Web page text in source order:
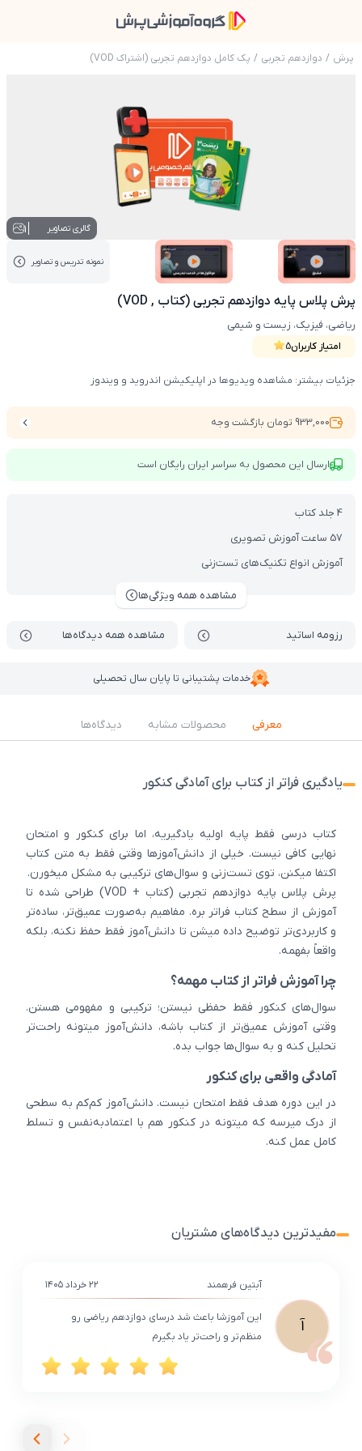
پرش / دوازدهم تجربی / پک کامل دوازدهم تجربی (اشتراک VOD)
گالری تصاویر 1
عکس کاور نمونه تدریس عکس کاور نمونه تدریس
نمونه تدریس‌ و تصاویر
پرش پلاس پایه دوازدهم تجربی (کتاب , VOD)
امتیاز کاربران5
ریاضی، فیزیک، زیست و شیمی
4 جلد کتاب
57 ساعت آموزش تصویری
آموزش انواع تکنیک‌های تست‌زنی
مشاهده همه ویژگی‌ها
رزومه اساتید مشاهده همه دیدگاه‌ها
خدمات پشتیبانی تا پایان سال تحصیلی
جزئیات بیشتر: مشاهده ویدیوها در اپلیکیشن اندروید و ویندوز
933,000 تومان بازگشت وجه
ارسال این محصول به سراسر ایران رایگان است
معرفی محصولات مشابه دیدگاه‌ها
یادگیری فراتر از کتاب برای آمادگی کنکور
کتاب درسی فقط پایه اولیه یادگیریه، اما برای کنکور و امتحان
نهایی کافی نیست. خیلی از دانش‌آموزها وقتی فقط به متن کتاب
اکتفا میکنن، توی تست‌زنی و سوال‌های ترکیبی به مشکل میخورن.
پرش پلاس پایه دوازدهم تجربی (کتاب + VOD) طراحی شده تا
آموزش از سطح کتاب فراتر بره. مفاهیم به‌صورت عمیق‌تر، ساده‌تر
و کاربردی‌تر توضیح داده میشن تا دانش‌آموز فقط حفظ نکنه، بلکه
واقعاً بفهمه.
چرا آموزش فراتر از کتاب مهمه؟
سوال‌های کنکور فقط حفظی نیستن؛ ترکیبی و مفهومی هستن.
وقتی آموزش عمیق‌تر از کتاب باشه، دانش‌آموز میتونه راحت‌تر
تحلیل کنه و به سوال‌ها جواب بده.
آمادگی واقعی برای کنکور
در این دوره هدف فقط امتحان نیست. دانش‌آموز کم‌کم به سطحی
از درک میرسه که میتونه در کنکور هم با اعتمادبه‌نفس و تسلط
کامل عمل کنه.
مفیدترین دیدگاه‌های مشتریان
آ
آبتین فرهمند ۲۲ خرداد ۱۴۰۵
این آموزشا باعث شد درسای دوازدهم ریاضی رو
منظم‌تر و راحت‌تر یاد بگیرم